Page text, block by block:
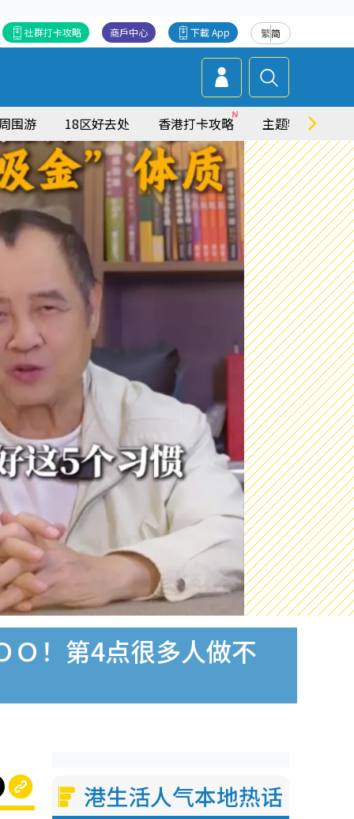
繁简
下載 App
商戶中心
社群打卡攻略
围游 18区好去处 香港打卡攻略 主题特集
！第4点很多人做不
港生活人气本地热话